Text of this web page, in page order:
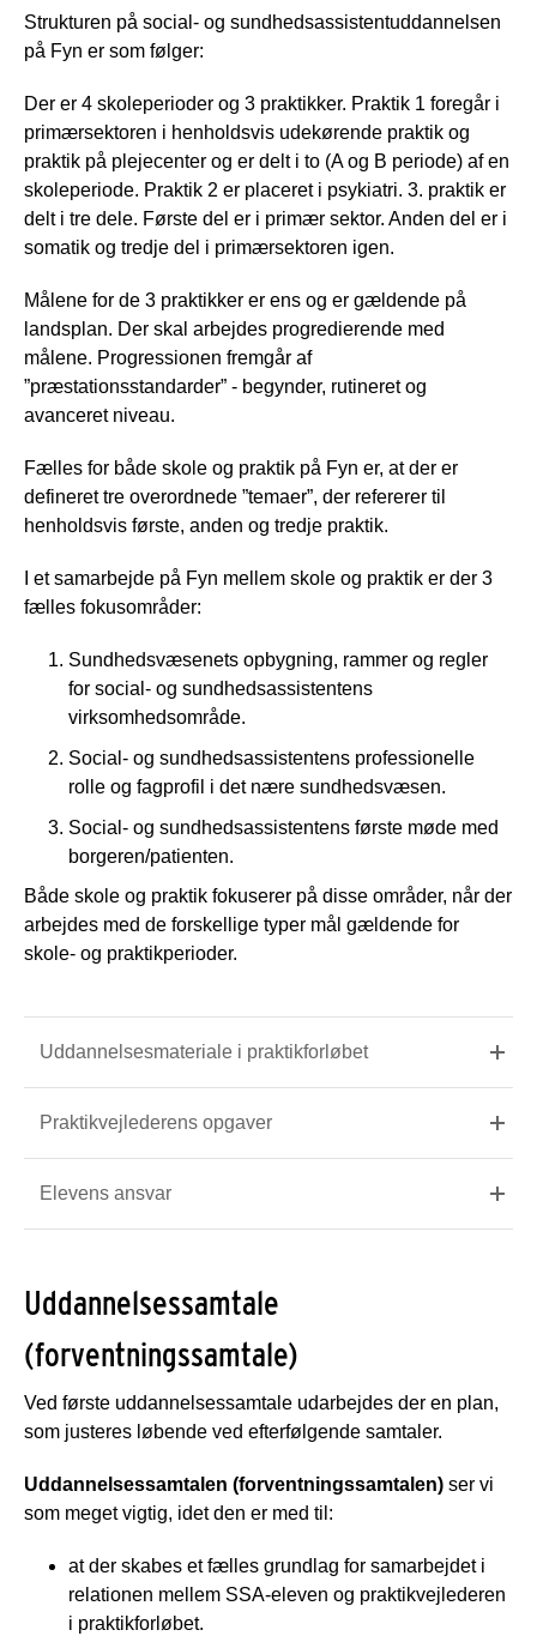
Strukturen på social- og sundhedsassistentuddannelsen
på Fyn er som følger:
Der er 4 skoleperioder og 3 praktikker. Praktik 1 foregår i
primærsektoren i henholdsvis udekørende praktik og
praktik på plejecenter og er delt i to (A og B periode) af en
skoleperiode. Praktik 2 er placeret i psykiatri. 3. praktik er
delt i tre dele. Første del er i primær sektor. Anden del er i
somatik og tredje del i primærsektoren igen.
Målene for de 3 praktikker er ens og er gældende på
landsplan. Der skal arbejdes progredierende med
målene. Progressionen fremgår af
”præstationsstandarder” - begynder, rutineret og
avanceret niveau.
Fælles for både skole og praktik på Fyn er, at der er
defineret tre overordnede ”temaer”, der refererer til
henholdsvis første, anden og tredje praktik.
I et samarbejde på Fyn mellem skole og praktik er der 3
fælles fokusområder:
Sundhedsvæsenets opbygning, rammer og regler
for social- og sundhedsassistentens
virksomhedsområde.
Social- og sundhedsassistentens professionelle
rolle og fagprofil i det nære sundhedsvæsen.
Social- og sundhedsassistentens første møde med
borgeren/patienten.
Både skole og praktik fokuserer på disse områder, når der
arbejdes med de forskellige typer mål gældende for
skole- og praktikperioder.
Uddannelsesmateriale i praktikforløbet
Praktikvejlederens opgaver
Elevens ansvar
Uddannelsessamtale
(forventningssamtale)
Ved første uddannelsessamtale udarbejdes der en plan,
som justeres løbende ved efterfølgende samtaler.
Uddannelsessamtalen (forventningssamtalen) ser vi
som meget vigtig, idet den er med til:
at der skabes et fælles grundlag for samarbejdet i
relationen mellem SSA-eleven og praktikvejlederen
i praktikforløbet.